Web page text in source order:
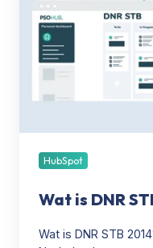
DNR
STB
2014?
HubSpot
Wat is DNR
Wat is DNR STB